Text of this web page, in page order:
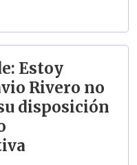
Estoy
Rivero no
disposición